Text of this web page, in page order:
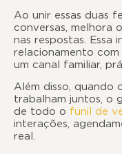
Ao unir essas duas
conversas, melhora
nas respostas.
relacionamento
um canal familiar,
Além disso, quando
trabalham juntos, o
de todo o funil de
interações,
real.